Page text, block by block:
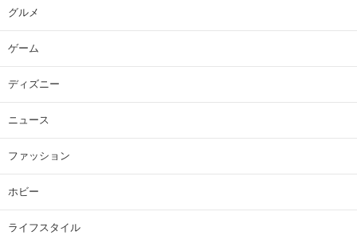
グルメ
ゲーム
ディズニー
ニュース
ファッション
ホビー
ライフスタイル